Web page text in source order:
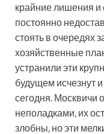
крайние лишения и
постоянно
стоять в очередях
хозяйственные
устранили эти
будущем исчезнут
сегодня. Москвичи
неполадками, их
злобны, но эти